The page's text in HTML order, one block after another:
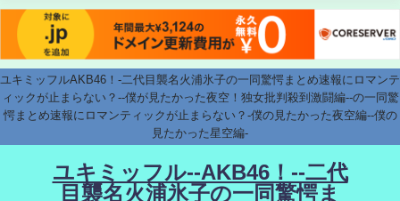
ユキミッフルAKB46！-二代目襲名火浦氷子の一同驚愕まとめ速報にロマンテ
ィックが止まらない？--僕が見たかった夜空！独女批判殺到激闘編--の一同驚
愕まとめ速報にロマンティックが止まらない？-僕の見たかった夜空編--僕の
見たかった星空編-
ユキミッフル--AKB46！--二代
目襲名火浦氷子の一同驚愕ま